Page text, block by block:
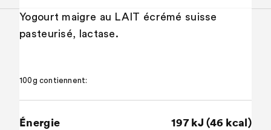
Yogourt maigre au LAIT écrémé suisse
pasteurisé, lactase.
100g contiennent:
Énergie 197 kJ (46 kcal)